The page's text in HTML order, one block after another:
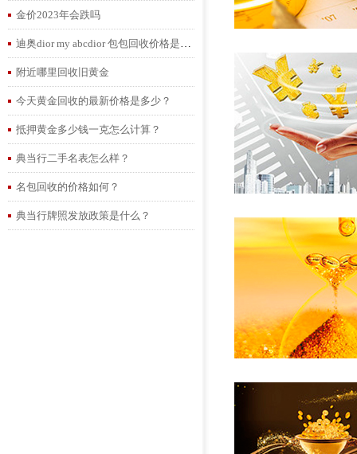
金价2023年会跌吗
附近哪里回收旧黄金
今天黄金回收的最新价格是多少？
抵押黄金多少钱一克怎么计算？
典当行二手名表怎么样？
名包回收的价格如何？
典当行牌照发放政策是什么？